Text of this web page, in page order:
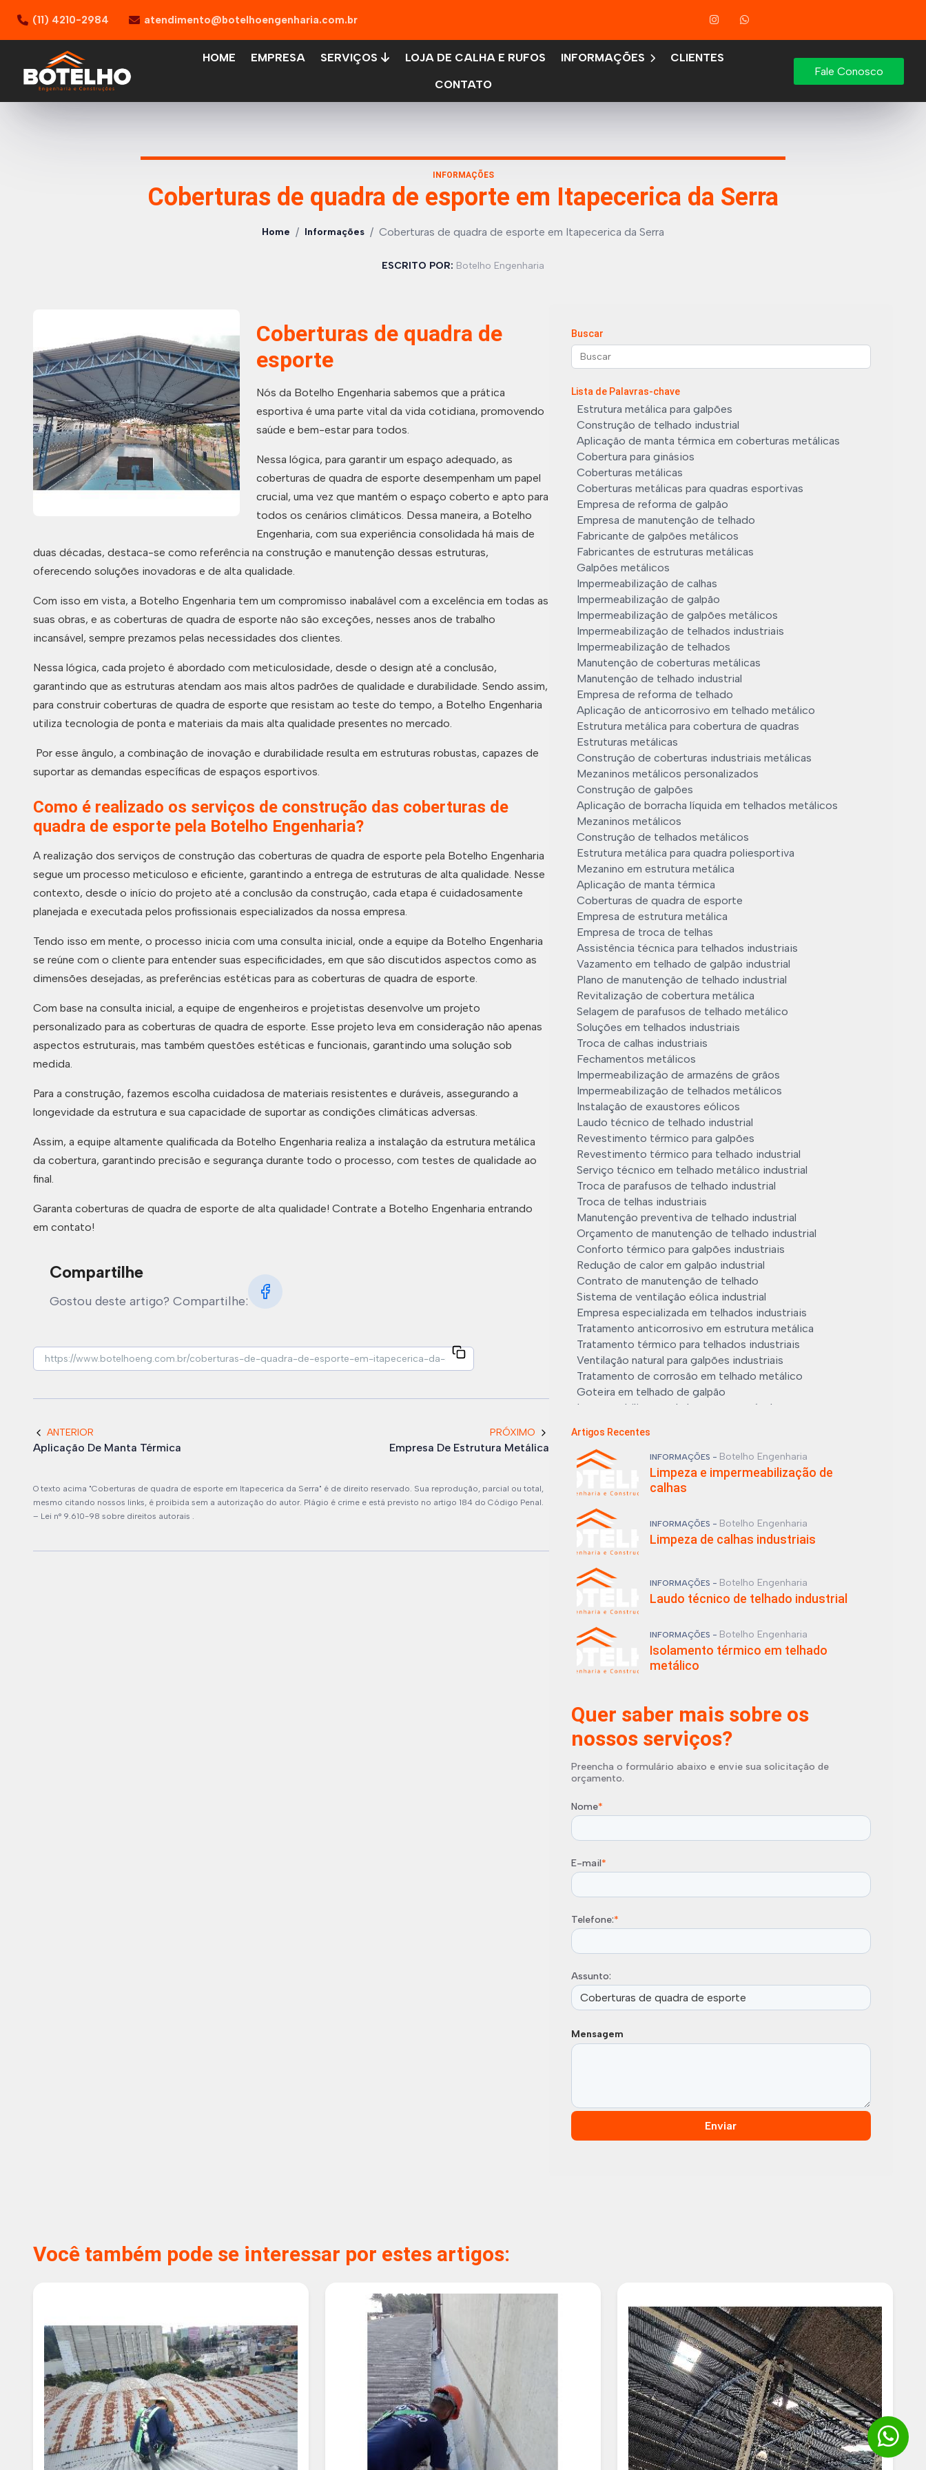
(11) 4210-2984 atendimento@botelhoengenharia.com.br
HOME EMPRESA SERVIÇOS LOJA DE CALHA E RUFOS INFORMAÇÕES CLIENTES
CONTATO
Fale Conosco
INFORMAÇÕES
Coberturas de quadra de esporte em Itapecerica da Serra
Home / Informações / Coberturas de quadra de esporte em Itapecerica da Serra
ESCRITO POR: Botelho Engenharia
Coberturas de quadra de
esporte
Nós da Botelho Engenharia sabemos que a prática
esportiva é uma parte vital da vida cotidiana, promovendo
saúde e bem-estar para todos.
Nessa lógica, para garantir um espaço adequado, as
coberturas de quadra de esporte desempenham um papel
crucial, uma vez que mantém o espaço coberto e apto para
todos os cenários climáticos. Dessa maneira, a Botelho
Engenharia, com sua experiência consolidada há mais de
duas décadas, destaca-se como referência na construção e manutenção dessas estruturas,
oferecendo soluções inovadoras e de alta qualidade.
Com isso em vista, a Botelho Engenharia tem um compromisso inabalável com a excelência em todas as
suas obras, e as coberturas de quadra de esporte não são exceções, nesses anos de trabalho
incansável, sempre prezamos pelas necessidades dos clientes.
Nessa lógica, cada projeto é abordado com meticulosidade, desde o design até a conclusão,
garantindo que as estruturas atendam aos mais altos padrões de qualidade e durabilidade. Sendo assim,
para construir coberturas de quadra de esporte que resistam ao teste do tempo, a Botelho Engenharia
utiliza tecnologia de ponta e materiais da mais alta qualidade presentes no mercado.
Por esse ângulo, a combinação de inovação e durabilidade resulta em estruturas robustas, capazes de
suportar as demandas específicas de espaços esportivos.
Como é realizado os serviços de construção das coberturas de
quadra de esporte pela Botelho Engenharia?
A realização dos serviços de construção das coberturas de quadra de esporte pela Botelho Engenharia
segue um processo meticuloso e eficiente, garantindo a entrega de estruturas de alta qualidade. Nesse
contexto, desde o início do projeto até a conclusão da construção, cada etapa é cuidadosamente
planejada e executada pelos profissionais especializados da nossa empresa.
Tendo isso em mente, o processo inicia com uma consulta inicial, onde a equipe da Botelho Engenharia
se reúne com o cliente para entender suas especificidades, em que são discutidos aspectos como as
dimensões desejadas, as preferências estéticas para as coberturas de quadra de esporte.
Com base na consulta inicial, a equipe de engenheiros e projetistas desenvolve um projeto
personalizado para as coberturas de quadra de esporte. Esse projeto leva em consideração não apenas
aspectos estruturais, mas também questões estéticas e funcionais, garantindo uma solução sob
medida.
Para a construção, fazemos escolha cuidadosa de materiais resistentes e duráveis, assegurando a
longevidade da estrutura e sua capacidade de suportar as condições climáticas adversas.
Assim, a equipe altamente qualificada da Botelho Engenharia realiza a instalação da estrutura metálica
da cobertura, garantindo precisão e segurança durante todo o processo, com testes de qualidade ao
final.
Garanta coberturas de quadra de esporte de alta qualidade! Contrate a Botelho Engenharia entrando
em contato!
Compartilhe
Gostou deste artigo? Compartilhe:
ANTERIOR
Aplicação De Manta Térmica
PRÓXIMO
Empresa De Estrutura Metálica
O texto acima "Coberturas de quadra de esporte em Itapecerica da Serra" é de direito reservado. Sua reprodução, parcial ou total,
mesmo citando nossos links, é proibida sem a autorização do autor. Plágio é crime e está previsto no artigo 184 do Código Penal.
– Lei n° 9.610-98 sobre direitos autorais .
Buscar
Lista de Palavras-chave
Estrutura metálica para galpões
Construção de telhado industrial
Aplicação de manta térmica em coberturas metálicas
Cobertura para ginásios
Coberturas metálicas
Coberturas metálicas para quadras esportivas
Empresa de reforma de galpão
Empresa de manutenção de telhado
Fabricante de galpões metálicos
Fabricantes de estruturas metálicas
Galpões metálicos
Impermeabilização de calhas
Impermeabilização de galpão
Impermeabilização de galpões metálicos
Impermeabilização de telhados industriais
Impermeabilização de telhados
Manutenção de coberturas metálicas
Manutenção de telhado industrial
Empresa de reforma de telhado
Aplicação de anticorrosivo em telhado metálico
Estrutura metálica para cobertura de quadras
Estruturas metálicas
Construção de coberturas industriais metálicas
Mezaninos metálicos personalizados
Construção de galpões
Aplicação de borracha líquida em telhados metálicos
Mezaninos metálicos
Construção de telhados metálicos
Estrutura metálica para quadra poliesportiva
Mezanino em estrutura metálica
Aplicação de manta térmica
Coberturas de quadra de esporte
Empresa de estrutura metálica
Empresa de troca de telhas
Assistência técnica para telhados industriais
Vazamento em telhado de galpão industrial
Plano de manutenção de telhado industrial
Revitalização de cobertura metálica
Selagem de parafusos de telhado metálico
Soluções em telhados industriais
Troca de calhas industriais
Fechamentos metálicos
Impermeabilização de armazéns de grãos
Impermeabilização de telhados metálicos
Instalação de exaustores eólicos
Laudo técnico de telhado industrial
Revestimento térmico para galpões
Revestimento térmico para telhado industrial
Serviço técnico em telhado metálico industrial
Troca de parafusos de telhado industrial
Troca de telhas industriais
Manutenção preventiva de telhado industrial
Orçamento de manutenção de telhado industrial
Conforto térmico para galpões industriais
Redução de calor em galpão industrial
Contrato de manutenção de telhado
Sistema de ventilação eólica industrial
Empresa especializada em telhados industriais
Tratamento anticorrosivo em estrutura metálica
Tratamento térmico para telhados industriais
Ventilação natural para galpões industriais
Tratamento de corrosão em telhado metálico
Goteira em telhado de galpão
Impermeabilização de barracões agrícolas
Infiltração em cobertura metálica
Instalação de exaustor eólico para galpão
Isolamento térmico em telhado metálico
Limpeza de calhas industriais
Artigos Recentes
INFORMAÇÕES - Botelho Engenharia
Limpeza e impermeabilização de
calhas
INFORMAÇÕES - Botelho Engenharia
Limpeza de calhas industriais
INFORMAÇÕES - Botelho Engenharia
Laudo técnico de telhado industrial
INFORMAÇÕES - Botelho Engenharia
Isolamento térmico em telhado
metálico
Quer saber mais sobre os
nossos serviços?
Preencha o formulário abaixo e envie sua solicitação de
orçamento.
Nome*
E-mail*
Telefone:*
Assunto:
Mensagem
Enviar
Você também pode se interessar por estes artigos: